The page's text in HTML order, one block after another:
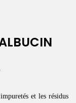
et les résidus